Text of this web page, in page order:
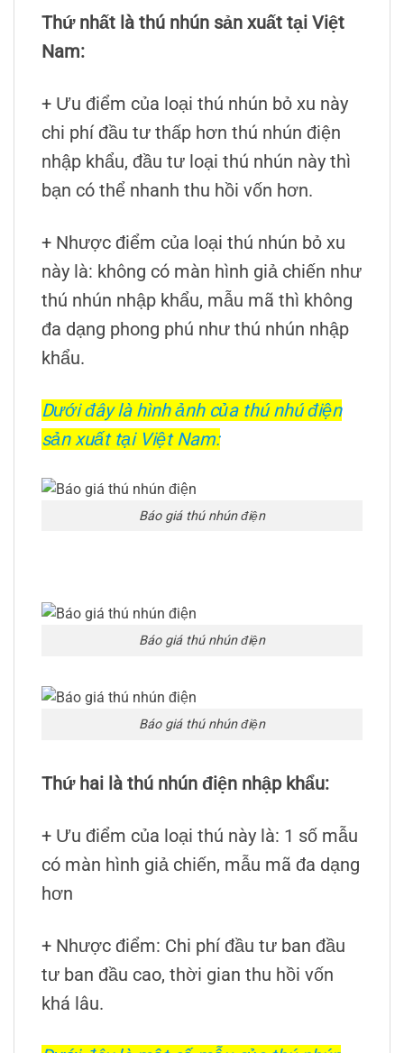
Thứ nhất là thú nhún sản xuất tại Việt
Nam:
+ Ưu điểm của loại thú nhún bỏ xu này
chi phí đầu tư thấp hơn thú nhún điện
nhập khẩu, đầu tư loại thú nhún này thì
bạn có thể nhanh thu hồi vốn hơn.
+ Nhược điểm của loại thú nhún bỏ xu
này là: không có màn hình giả chiến như
thú nhún nhập khẩu, mẫu mã thì không
đa dạng phong phú như thú nhún nhập
khẩu.
Dưới đây là hình ảnh của thú nhú điện
sản xuất tại Việt Nam:
Báo giá thú nhún điện
Báo giá thú nhún điện
Báo giá thú nhún điện
Thứ hai là thú nhún điện nhập khẩu:
+ Ưu điểm của loại thú này là: 1 số mẫu
có màn hình giả chiến, mẫu mã đa dạng
hơn
+ Nhược điểm: Chi phí đầu tư ban đầu
tư ban đầu cao, thời gian thu hồi vốn
khá lâu.